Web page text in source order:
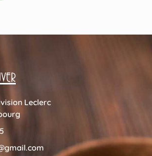
Leclerc